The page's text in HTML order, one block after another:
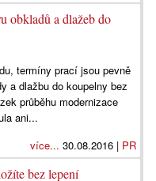
obkladů a dlažeb do
termíny prací jsou pevně
a dlažbu do koupelny bez
průběhu modernizace
ani...
více... 30.08.2016 | PR
bez lepení